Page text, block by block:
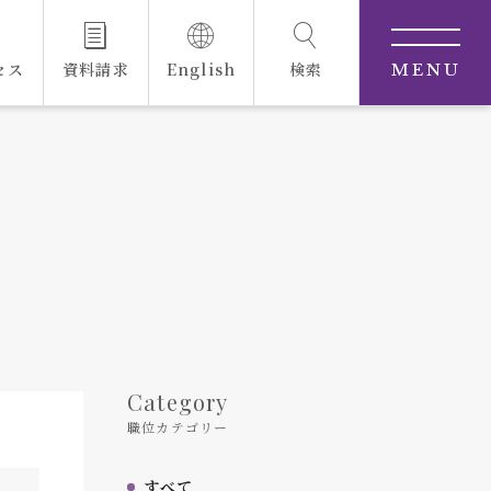
ス 資料請求 English 検索 MENU
Category
職位カテゴリー
すべて